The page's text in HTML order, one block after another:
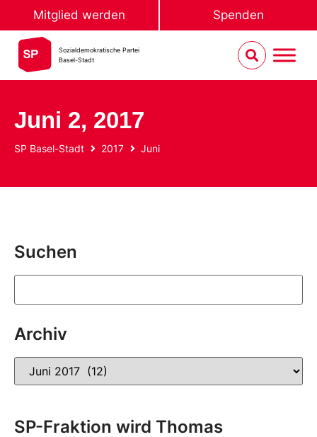
Mitglied werden Spenden
Sozialdemokratische Partei
Basel-Stadt
Juni 2, 2017
SP Basel-Stadt 2017 Juni
Suchen
Archiv
SP-Fraktion wird Thomas